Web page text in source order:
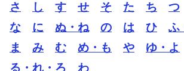
さ
し す せ そ た ち つ
な
に ぬ・ね の は ひ ふ
ま
み む め・も や ゆ・よ
る・れ・ろ
わ